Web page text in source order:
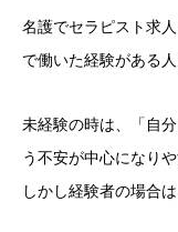
名護でセラピスト求
で働いた経験がある
未経験の時は、「自
う不安が中心になりや
しかし経験者の場合